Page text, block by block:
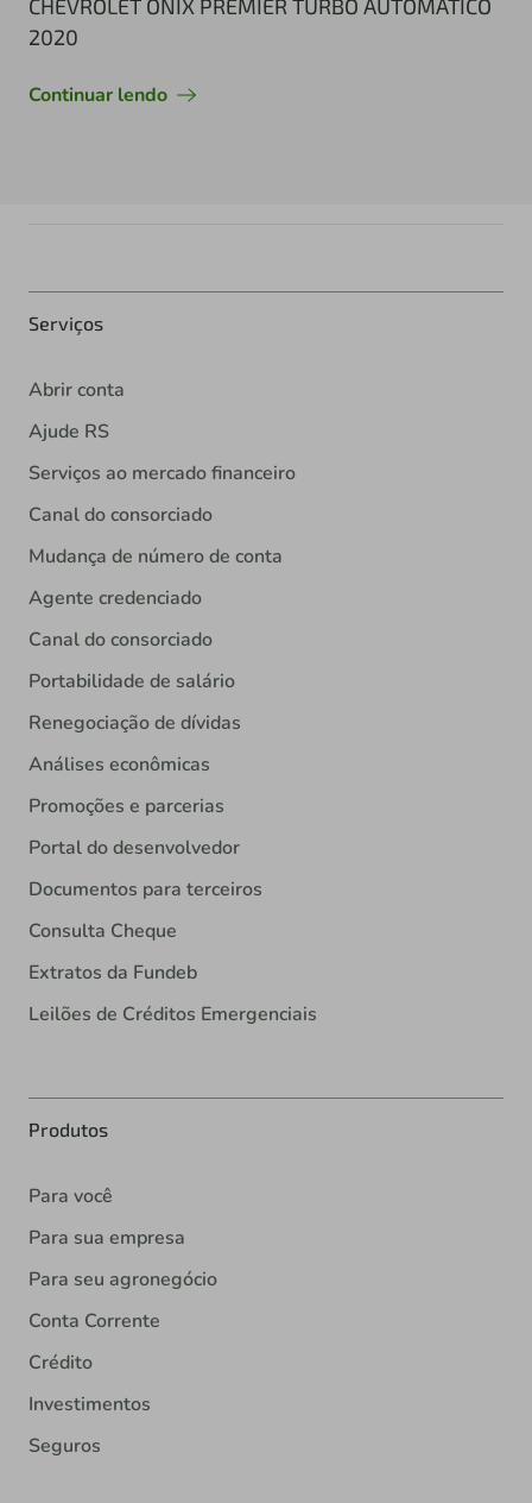
CHEVROLET ONIX PREMIER TURBO AUTOMÁTICO
2020
Continuar lendo
Serviços
Abrir conta
Ajude RS
Serviços ao mercado financeiro
Canal do consorciado
Mudança de número de conta
Agente credenciado
Canal do consorciado
Portabilidade de salário
Renegociação de dívidas
Análises econômicas
Promoções e parcerias
Portal do desenvolvedor
Documentos para terceiros
Consulta Cheque
Extratos da Fundeb
Leilões de Créditos Emergenciais
Produtos
Para você
Para sua empresa
Para seu agronegócio
Conta Corrente
Crédito
Investimentos
Seguros